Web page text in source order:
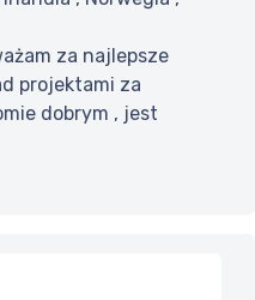
za najlepsze
projektami za
dobrym , jest